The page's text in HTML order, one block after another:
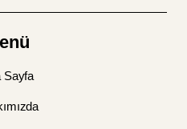
Sayfa